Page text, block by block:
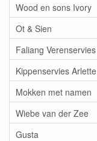
Wood en sons Ivory
Ot & Sien
Faliang Verenservies
Kippenservies Arlette
Mokken met namen
Wiebe van der Zee
Gusta